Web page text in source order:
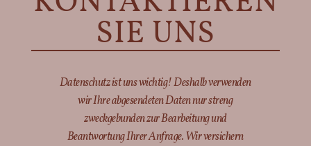
SIE UNS
Datenschutz ist uns wichtig! Deshalb verwenden
wir Ihre abgesendeten Daten nur streng
zweckgebunden zur Bearbeitung und
Beantwortung Ihrer Anfrage. Wir versichern